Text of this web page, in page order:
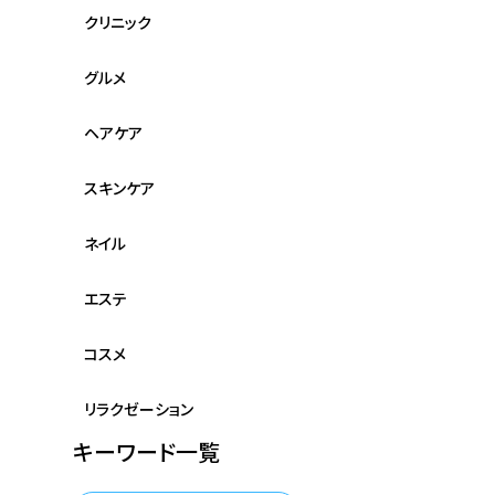
クリニック
グルメ
ヘアケア
スキンケア
ネイル
エステ
コスメ
リラクゼーション
キーワード一覧